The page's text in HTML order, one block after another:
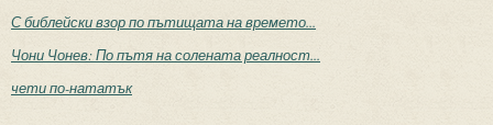
С библейски взор по пътищата на времето...
Чони Чонев: По пътя на солената реалност...
чети по-нататък